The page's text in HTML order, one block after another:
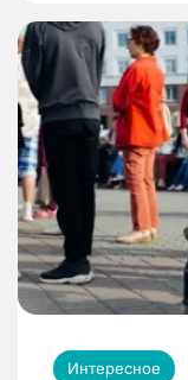
Интересное